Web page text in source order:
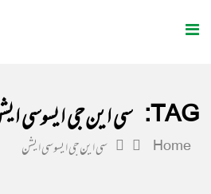
TAG: سی این جی ایسوسی
Home سی این جی ایسوسی ایشن